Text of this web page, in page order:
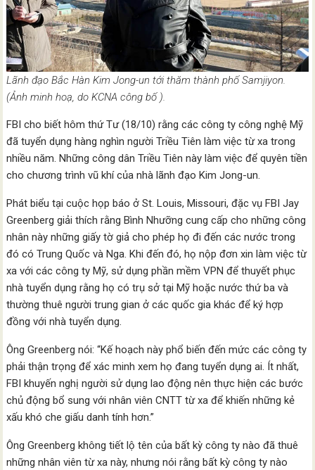
Lãnh đạo Bắc Hàn Kim Jong-un tới thăm thành phố Samjiyon.
(Ảnh minh hoạ, do KCNA công bố ).
FBI cho biết hôm thứ Tư (18/10) rằng các công ty công nghệ Mỹ
đã tuyển dụng hàng nghìn người Triều Tiên làm việc từ xa trong
nhiều năm. Những công dân Triều Tiên này làm việc để quyên tiền
cho chương trình vũ khí của nhà lãnh đạo Kim Jong-un.
Phát biểu tại cuộc họp báo ở St. Louis, Missouri, đặc vụ FBI Jay
Greenberg giải thích rằng Bình Nhưỡng cung cấp cho những công
nhân này những giấy tờ giả cho phép họ đi đến các nước trong
đó có Trung Quốc và Nga. Khi đến đó, họ nộp đơn xin làm việc từ
xa với các công ty Mỹ, sử dụng phần mềm VPN để thuyết phục
nhà tuyển dụng rằng họ có trụ sở tại Mỹ hoặc nước thứ ba và
thường thuê người trung gian ở các quốc gia khác để ký hợp
đồng với nhà tuyển dụng.
Ông Greenberg nói: “Kế hoạch này phổ biến đến mức các công ty
phải thận trọng để xác minh xem họ đang tuyển dụng ai. Ít nhất,
FBI khuyến nghị người sử dụng lao động nên thực hiện các bước
chủ động bổ sung với nhân viên CNTT từ xa để khiến những kẻ
xấu khó che giấu danh tính hơn.”
Ông Greenberg không tiết lộ tên của bất kỳ công ty nào đã thuê
những nhân viên từ xa này, nhưng nói rằng bất kỳ công ty nào